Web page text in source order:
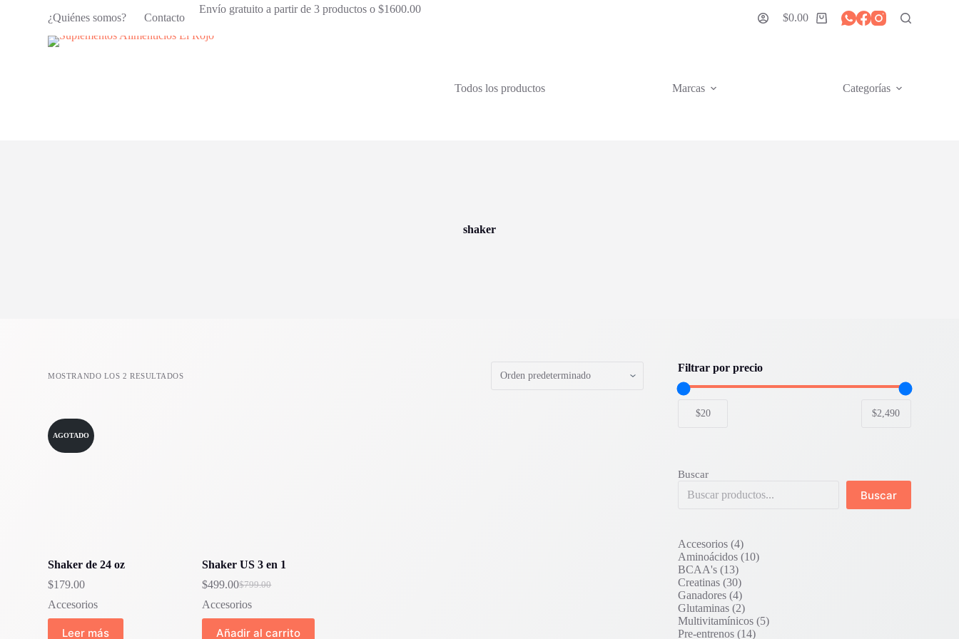
¿Quiénes somos? Contacto
Envío gratuito a partir de 3 productos o $1600.00
Carro
$0.00
Todos los productos Marcas Categorías
shaker
MOSTRANDO LOS 2 RESULTADOS
AGOTADO
Shaker de 24 oz
$179.00
Accesorios
Leer más
Shaker US 3 en 1
$799.00
El
precio
original
era:
$499.00El
precio
actual
es:
Accesorios
Añadir al carrito
Filtrar por precio
Buscar
Buscar
Accesorios 44
productos
Aminoácidos 1010
BCAA's 1313
productos
Creatinas 3030
productos
Ganadores 44
productos
Glutaminas 22
productos
Multivitamínicos 55
Pre-entrenos 1414